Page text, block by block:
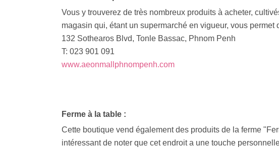
Vous y trouverez de très nombreux produits à acheter,
magasin qui, étant un supermarché en vigueur, vous
132 Sothearos Blvd, Tonle Bassac, Phnom Penh
T: 023 901 091
www.aeonmallphnompenh.com
Ferme à la table :
Cette boutique vend également des produits de la ferme
intéressant de noter que cet endroit a une touche